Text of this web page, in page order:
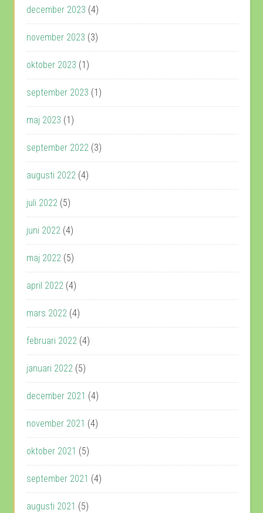
december 2023 (4)
november 2023 (3)
oktober 2023 (1)
september 2023 (1)
maj 2023 (1)
september 2022 (3)
augusti 2022 (4)
juli 2022 (5)
juni 2022 (4)
maj 2022 (5)
april 2022 (4)
mars 2022 (4)
februari 2022 (4)
januari 2022 (5)
december 2021 (4)
november 2021 (4)
oktober 2021 (5)
september 2021 (4)
augusti 2021 (5)